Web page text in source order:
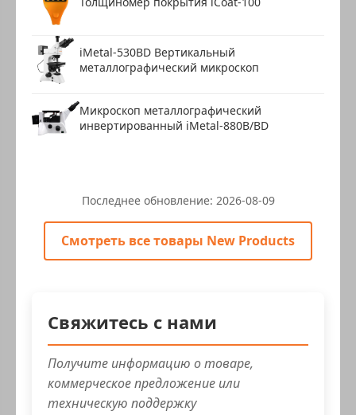
iMetal-530BD Вертикальный
металлографический микроскоп
Микроскоп металлографический
инвертированный iMetal-880B/BD
Последнее обновление: 2026-08-09
Смотреть все товары New Products
Свяжитесь с нами
Получите информацию о товаре,
коммерческое предложение или
техническую поддержку